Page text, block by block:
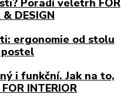
& DESIGN
ergonomie od stolu
i funkční. Jak na to,
INTERIOR